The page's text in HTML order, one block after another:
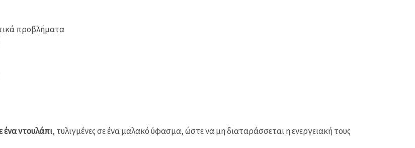
προβλήματα
ένα ντουλάπι, τυλιγμένες σε ένα μαλακό ύφασμα, ώστε να μη διαταράσσεται η ενεργειακή τους